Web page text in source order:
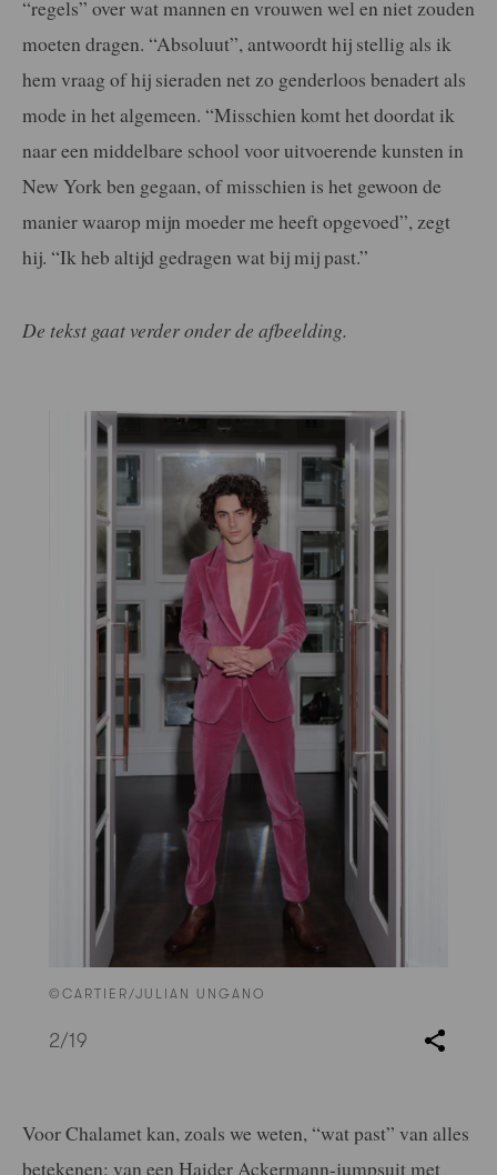
“regels” over wat mannen en vrouwen wel en niet zouden
moeten dragen. “Absoluut”, antwoordt hij stellig als ik
hem vraag of hij sieraden net zo genderloos benadert als
mode in het algemeen. “Misschien komt het doordat ik
naar een middelbare school voor uitvoerende kunsten in
New York ben gegaan, of misschien is het gewoon de
manier waarop mijn moeder me heeft opgevoed”, zegt
hij. “Ik heb altijd gedragen wat bij mij past.”
De tekst gaat verder onder de afbeelding.
©CARTIER/JULIAN UNGANO
2/19
Voor Chalamet kan, zoals we weten, “wat past” van alles
betekenen: van een Haider Ackermann-jumpsuit met